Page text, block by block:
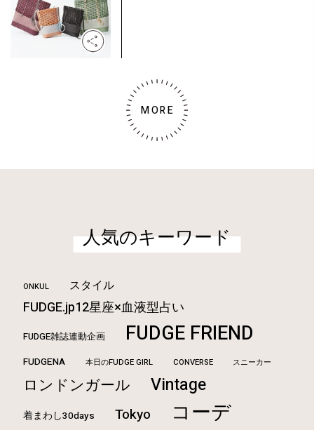
MORE
人気のキーワード
ONKUL スタイル
FUDGE.jp12星座×血液型占い
FUDGE雑誌連動企画 FUDGE FRIEND
FUDGENA 本日のFUDGE GIRL CONVERSE スニーカー
ロンドンガール Vintage
着まわし30days Tokyo コーデ